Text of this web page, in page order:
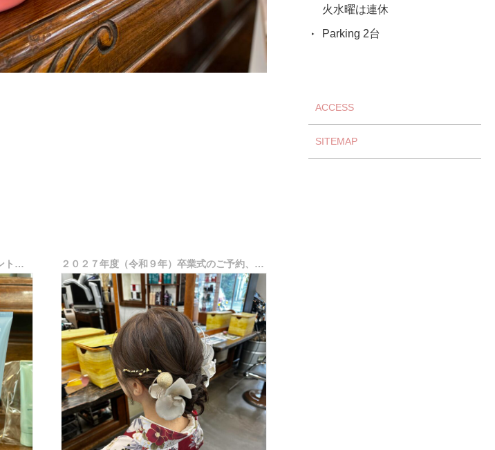
AVEDAから湿気に負けないトリートメント誕生♪ ２０２７年度（令和９年）卒業式のご予約、受付は8月を予定しております。
火水曜は連休
Parking 2台
ACCESS
SITEMAP